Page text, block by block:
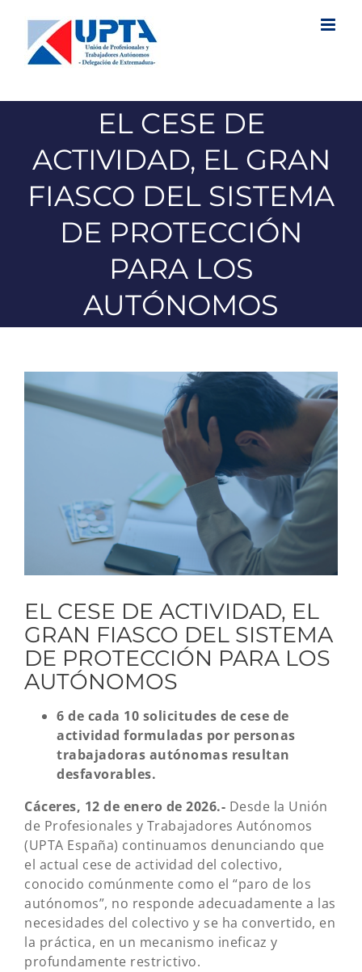
contenido
EL CESE DE
ACTIVIDAD, EL GRAN
FIASCO DEL SISTEMA
DE PROTECCIÓN
PARA LOS
AUTÓNOMOS
Ver
imagen
EL CESE DE ACTIVIDAD, EL
GRAN FIASCO DEL SISTEMA
DE PROTECCIÓN PARA LOS
AUTÓNOMOS
6 de cada 10 solicitudes de cese de
actividad formuladas por personas
trabajadoras autónomas resultan
desfavorables.
Cáceres, 12 de enero de 2026.- Desde la Unión
de Profesionales y Trabajadores Autónomos
(UPTA España) continuamos denunciando que
el actual cese de actividad del colectivo,
conocido comúnmente como el “paro de los
autónomos”, no responde adecuadamente a las
necesidades del colectivo y se ha convertido, en
la práctica, en un mecanismo ineficaz y
profundamente restrictivo.